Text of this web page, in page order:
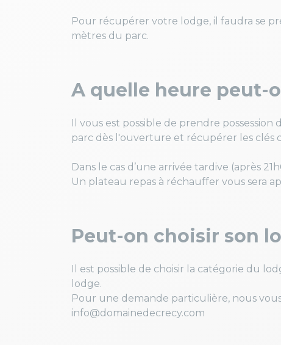
Pour récupérer votre lodge, il faudra se
mètres du parc.
A quelle heure peut-
Il vous est possible de prendre
parc dès l'ouverture et récupérer les clés
Dans le cas d’une arrivée tardive (après
Un plateau repas à réchauffer vous sera
Peut-on choisir son
Il est possible de choisir la catégorie du
lodge.
Pour une demande particulière, nous
info@domainedecrecy.com